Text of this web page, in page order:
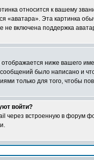
относится к вашему
Эта картинка
включена поддержка
ниже вашего
сообщений было написано
только для того, чтобы
войти?
через встроенную в